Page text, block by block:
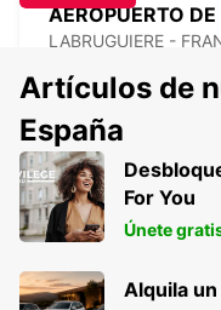
AEROPUERTO
LABRUGUIERE -
ALBI
PUYGONZON -
Artículos de
España
For You
Únete
Alquila